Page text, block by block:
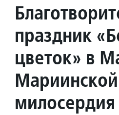
праздник
цветок» в
милосердия